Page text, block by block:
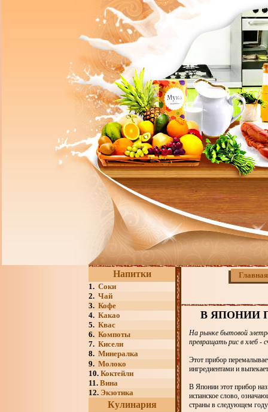
Напитки
1. Соки
2. Чай
3. Кофе
4. Какао
5. Квас
6. Компоты
7. Кисели
8. Минералка
9. Молоко
10. Коктейли
11. Вина
12. Экзотика
Кулинария
Главная
В ЯПОНИИ
На рынке бытовой
превращать рис в хлеб -
Этот прибор
ингредиентами и
В Японии этот прибор
испанское слово,
страны в следующем